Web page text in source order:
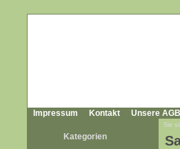
Impressum Kontakt Unsere AGB
Kategorien
Sie